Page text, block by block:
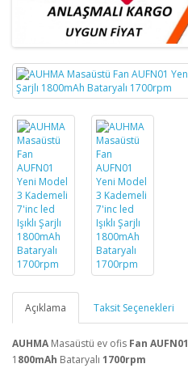
Açıklama Taksit Seçenekleri
AUHMA Masaüstü ev ofis Fan AUFN01
1 800mAh Bataryalı 1700rpm